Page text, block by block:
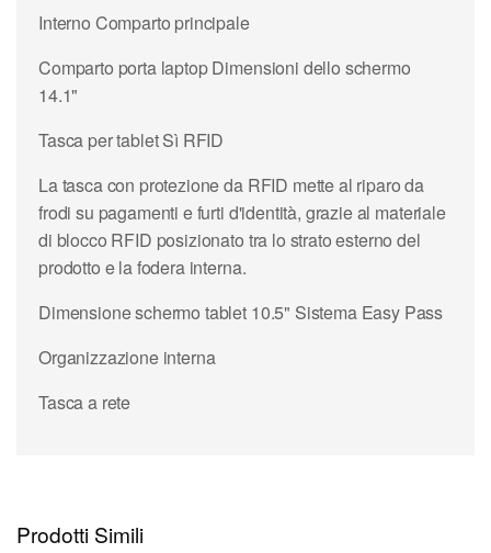
Interno Comparto principale
Comparto porta laptop Dimensioni dello schermo
14.1"
Tasca per tablet Sì RFID
La tasca con protezione da RFID mette al riparo da
frodi su pagamenti e furti d'identità, grazie al materiale
di blocco RFID posizionato tra lo strato esterno del
prodotto e la fodera interna.
Dimensione schermo tablet 10.5" Sistema Easy Pass
Organizzazione interna
Tasca a rete
Prodotti Simili